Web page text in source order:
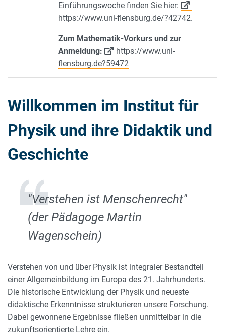
Einführungswoche finden Sie hier:
https://www.uni-flensburg.de/?42742.
Zum Mathematik-Vorkurs und zur
Anmeldung:
https://www.uni-
flensburg.de?59472
Willkommen im Institut für
Physik und ihre Didaktik und
Geschichte
"Verstehen ist Menschenrecht"
(der Pädagoge Martin
Wagenschein)
Verstehen von und über Physik ist integraler Bestandteil
einer Allgemeinbildung im Europa des 21. Jahrhunderts.
Die historische Entwicklung der Physik und neueste
didaktische Erkenntnisse strukturieren unsere Forschung.
Dabei gewonnene Ergebnisse fließen unmittelbar in die
zukunftsorientierte Lehre ein.